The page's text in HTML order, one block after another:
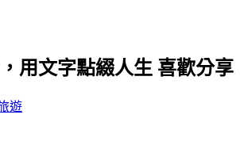
用文字點綴人生 喜歡分
遊